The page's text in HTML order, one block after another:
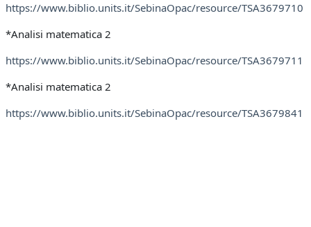
https://www.biblio.units.it/SebinaOpac/resource/TSA3679710
*Analisi matematica 2
https://www.biblio.units.it/SebinaOpac/resource/TSA3679711
*Analisi matematica 2
https://www.biblio.units.it/SebinaOpac/resource/TSA3679841